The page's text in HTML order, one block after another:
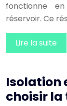
fonctionne
réservoir. Ce
Lire la suite
Isolation
choisir la